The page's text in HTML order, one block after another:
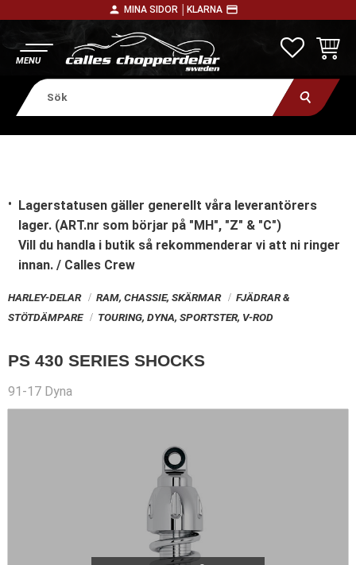
person MINA SIDOR │ KLARNA payment
Lagerstatusen gäller generellt våra leverantörers
lager. (ART.nr som börjar på "MH", "Z" & "C")
Vill du handla i butik så rekommenderar vi att ni ringer
innan. / Calles Crew
HARLEY-DELAR RAM, CHASSIE, SKÄRMAR
FJÄDRAR &
STÖTDÄMPARE
TOURING, DYNA, SPORTSTER, V-ROD
PS 430 SERIES SHOCKS
91-17 Dyna